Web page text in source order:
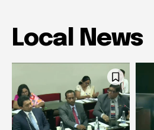
Local News